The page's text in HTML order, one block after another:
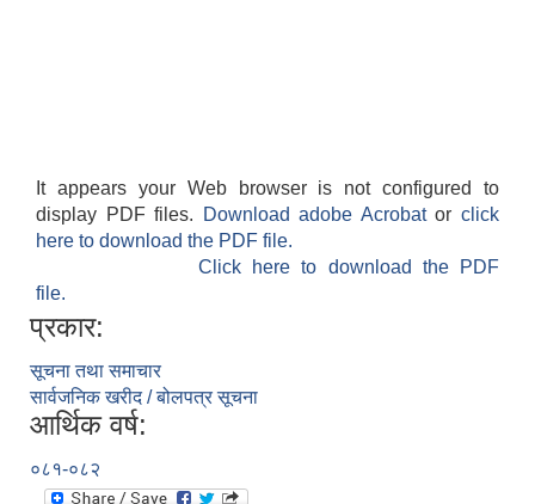
It appears your Web browser is not configured to
display PDF files.
Download adobe Acrobatorclick
here to download the PDF file.
Click here to download the PDF
file.
प्रकार:
सूचना तथा समाचार
सार्वजनिक खरीद / बोलपत्र सूचना
आर्थिक वर्ष:
०८१-०८२